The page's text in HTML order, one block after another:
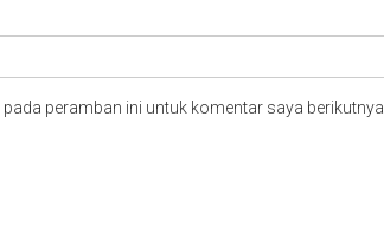
peramban ini untuk komentar saya berikutnya.